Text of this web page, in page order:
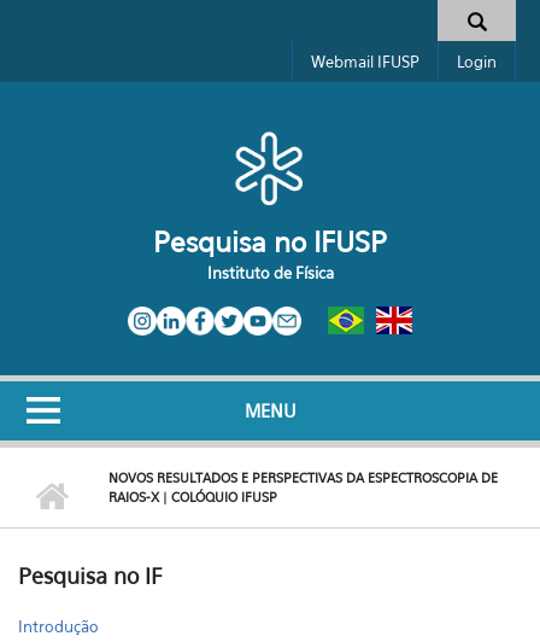
Formulário de busca
Webmail IFUSP Login
Pesquisa no IFUSP
Instituto de Física
MENU
NOVOS RESULTADOS E PERSPECTIVAS DA ESPECTROSCOPIA DE
RAIOS-X | COLÓQUIO IFUSP
Pesquisa no IF
Introdução